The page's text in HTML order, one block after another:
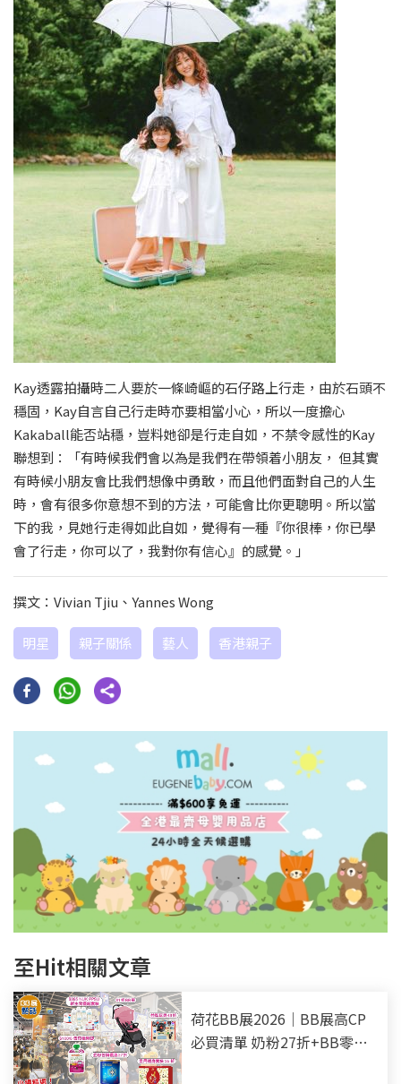
Kay透露拍攝時二人要於一條崎嶇的石仔路上行走，由於石頭不
穩固，Kay自言自己行走時亦要相當小心，所以一度擔心
Kakaball能否站穩，豈料她卻是行走自如，不禁令感性的Kay
聯想到：「有時候我們會以為是我們在帶領着小朋友， 但其實
有時候小朋友會比我們想像中勇敢，而且他們面對自己的人生
時，會有很多你意想不到的方法，可能會比你更聰明。所以當
下的我，見她行走得如此自如，覺得有一種『你很棒，你已學
會了行走，你可以了，我對你有信心』的感覺。」
撰文：Vivian Tjiu、Yannes Wong
明星 親子關係 藝人 香港親子
至Hit相關文章
荷花BB展2026｜BB展高CP
必買清單 奶粉27折+BB零食